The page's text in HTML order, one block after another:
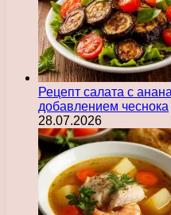
Рецепт салата с
добавлением чеснока
28.07.2026